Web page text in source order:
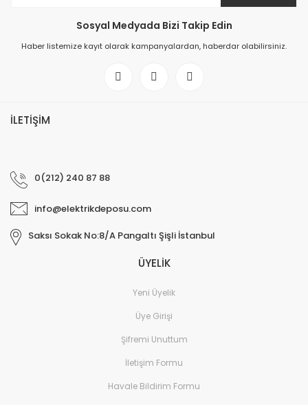
Sosyal Medyada Bizi Takip Edin
Haber listemize kayıt olarak kampanyalardan, haberdar olabilirsiniz.
İLETİŞİM
0(212) 240 87 88
info@elektrikdeposu.com
Saksı Sokak No:8/A Pangaltı Şişli İstanbul
ÜYELİK
Yeni Üyelik
Üye Girişi
Şifremi Unuttum
İletişim Formu
Havale Bildirim Formu